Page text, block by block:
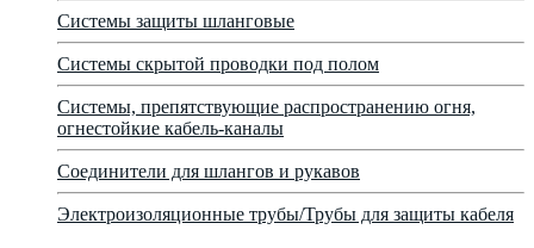
Системы защиты шланговые
Системы скрытой проводки под полом
Системы, препятствующие распространению огня,
огнестойкие кабель-каналы
Соединители для шлангов и рукавов
Электроизоляционные трубы/Трубы для защиты кабеля